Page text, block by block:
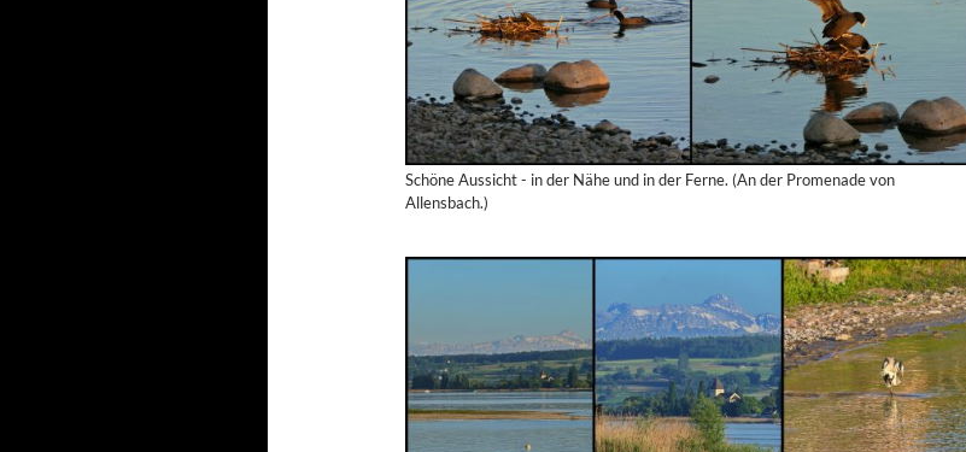
Schöne Aussicht - in der Nähe und in der Ferne. (An der Promenade von
Allensbach.)